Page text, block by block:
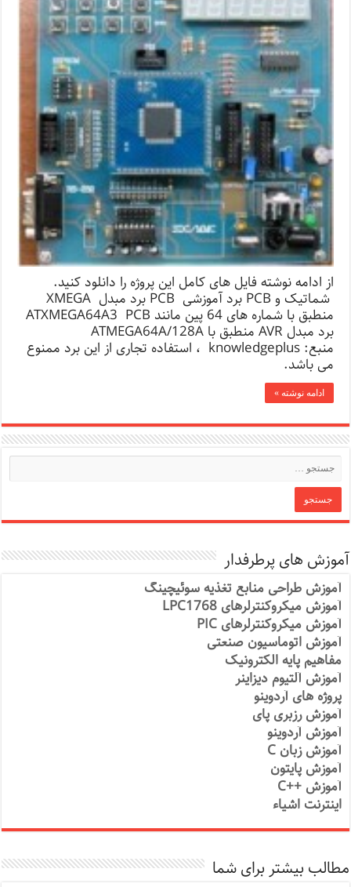
از ادامه نوشته فایل های کامل این پروژه را دانلود کنید.
شماتیک و PCB برد آموزشی PCB برد مبدل XMEGA
منطبق با شماره های 64 پین مانند ATXMEGA64A3 PCB
منبع: knowledgeplus ، استفاده تجاری از این برد ممنوع
می باشد.
ادامه نوشته »
آموزش های پرطرفدار
آموزش طراحی منابع تغذیه سوئیچینگ
آموزش میکروکنترلرهای LPC1768
آموزش میکروکنترلرهای PIC
آموزش اتوماسیون صنعتی
مفاهیم پایه الکترونیک
آموزش آلتیوم دیزاینر
پروژه های آردوینو
آموزش رزبری پای
آموزش آردوینو
آموزش زبان C
آموزش پایتون
آموزش ++C
اینترنت اشیاء
مطالب بیشتر برای شما